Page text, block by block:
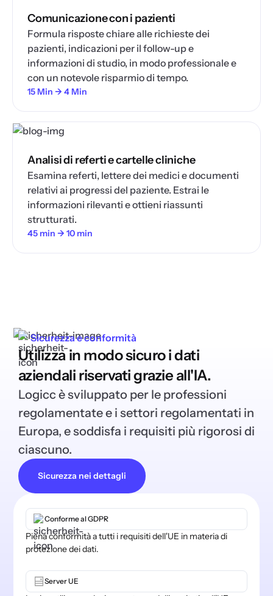
Comunicazione con i pazienti
Formula risposte chiare alle richieste dei
pazienti, indicazioni per il follow-up e
informazioni di studio, in modo professionale e
con un notevole risparmio di tempo.
15 Min → 4 Min
Analisi di referti e cartelle cliniche
Esamina referti, lettere dei medici e documenti
relativi ai progressi del paziente. Estrai le
informazioni rilevanti e ottieni riassunti
strutturati.
45 min → 10 min
Sicurezza e conformità
Utilizza in modo sicuro i dati
aziendali riservati grazie all'IA.
Logicc è sviluppato per le professioni
regolamentate e i settori regolamentati in
Europa, e soddisfa i requisiti più rigorosi di
ciascuno.
Sicurezza nei dettagli
Conforme al GDPR
Piena conformità a tutti i requisiti dell'UE in materia di
protezione dei dati.
Server UE